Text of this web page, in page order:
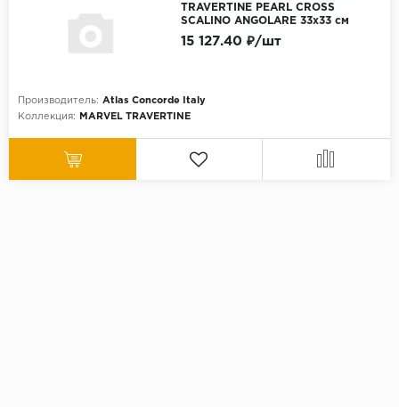
TRAVERTINE PEARL CROSS
SCALINO ANGOLARE 33x33 см
Производитель: Atlas Concorde Italy
Коллекция:
MARVEL TRAVERTINE
15 127.40 ₽/шт